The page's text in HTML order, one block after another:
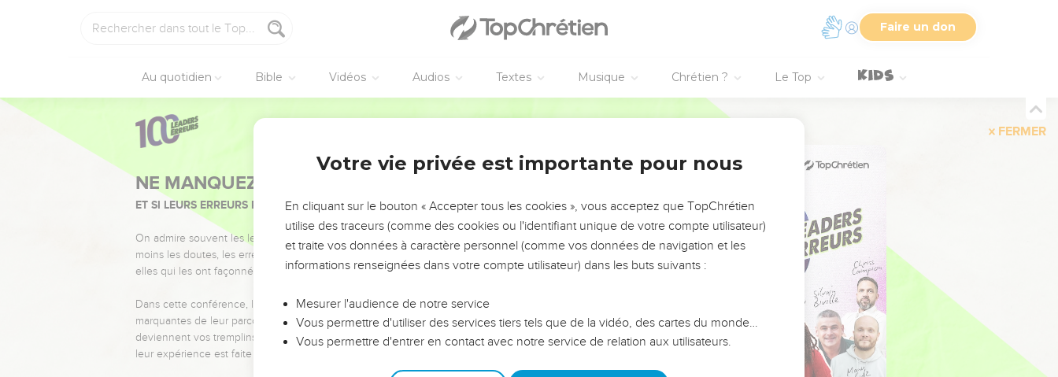
Faire un don
Au quotidien Bible Vidéos Audios Textes Musique Chrétien ? Le Top
FERMER
NE MANQUEZ PAS L’ÉVÉNEMENT DE L’ANNÉE !
ET SI LEURS ERREURS POUVAIENT VOUS ÉVITER LES VOTRES ?
On admire souvent les leaders pour leurs réussites, leur impact, leur foi ou leur vision. Mais on voit
moins les doutes, les erreurs et les saisons difficiles qu'ils ont traversés, alors même que ce sont
elles qui les ont façonnés.
Dans cette conférence, leaders, entrepreneurs, et responsables reviennent sur les erreurs
marquantes de leur parcours et les clés pour avancer avec plus de sagesse afin que leurs erreurs
deviennent vos tremplins. Que vous guidiez un ministère, une équipe, un groupe ou une famille,
leur expérience est faite pour vous.
Votre vie privée est importante pour nous
En cliquant sur le bouton « Accepter tous les cookies », vous acceptez que TopChrétien
utilise des traceurs (comme des cookies ou l'identifiant unique de votre compte utilisateur)
et traite vos données à caractère personnel (comme vos données de navigation et les
informations renseignées dans votre compte utilisateur) dans les buts suivants :
Mesurer l'audience de notre service
Vous permettre d'utiliser des services tiers tels que de la vidéo, des cartes du monde…
Vous permettre d'entrer en contact avec notre service de relation aux utilisateurs.